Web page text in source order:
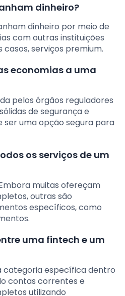
dinheiro?
dinheiro por meio de
com outras instituições
casos, serviços premium.
economias a uma
pelos órgãos reguladores
de segurança e
ser uma opção segura para
os serviços de um
muitas ofereçam
outras são
específicos, como
uma fintech e um
categoria específica dentro
contas correntes e
utilizando